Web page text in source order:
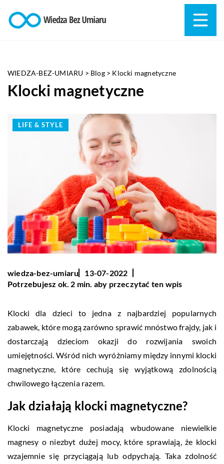
WIEDZA-BEZ-UMIARU > Blog> Klocki magnetyczne
Klocki magnetyczne
LIFE & STYLE
wiedza-bez-umiaru
13-07-2022
Potrzebujesz ok. 2 min. aby przeczytać ten wpis
Klocki dla dzieci to jedna z najbardziej popularnych
zabawek, które mogą zarówno sprawić mnóstwo frajdy, jak i
dostarczają dzieciom okazji do rozwijania swoich
umiejętności. Wśród nich wyróżniamy między innymi klocki
magnetyczne, które cechują się wyjątkową zdolnością
chwilowego łączenia razem.
Jak działają klocki magnetyczne?
Klocki magnetyczne posiadają wbudowane niewielkie
magnesy o niezbyt dużej mocy, które sprawiają, że klocki
wzajemnie się przyciągają lub odpychają. Taka zdolność